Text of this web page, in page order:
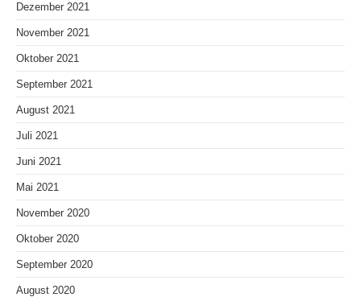
Dezember 2021
November 2021
Oktober 2021
September 2021
August 2021
Juli 2021
Juni 2021
Mai 2021
November 2020
Oktober 2020
September 2020
August 2020